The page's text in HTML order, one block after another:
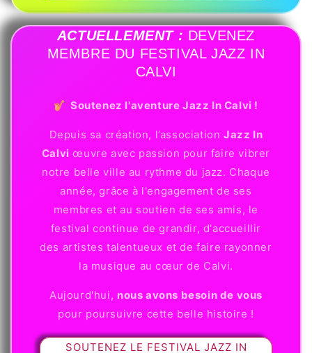
ACTUELLEMENT : DEVENEZ
MEMBRE DU FESTIVAL JAZZ IN
CALVI
🎷Soutenez l'aventure Jazz In Calvi !
Depuis sa création, l’associationJazz In
Calvi œuvre avec passion pour faire vibrer
notre belle ville au rythme du jazz. Chaque
année, grâce à l'engagement de ses
membres et au soutien de ses amis, le
festival continue de grandir, d'accueillir
des artistes talentueux et de faire rayonner
la musique au cœur de Calvi.
Aujourd'hui, nous avons besoin de vous
pour poursuivre cette belle histoire !
SOUTENEZ LE FESTIVAL JAZZ IN